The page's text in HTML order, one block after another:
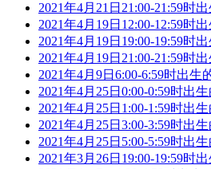
2021年4月21日21:00-21:59时
2021年4月19日12:00-12:59时
2021年4月19日19:00-19:59时
2021年4月19日21:00-21:59时
2021年4月9日6:00-6:59时出生
2021年4月25日0:00-0:59时出
2021年4月25日1:00-1:59时出
2021年4月25日3:00-3:59时出
2021年4月25日5:00-5:59时出
2021年3月26日19:00-19:59时